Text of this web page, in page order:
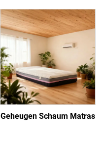
Geheugen Schaum Matras